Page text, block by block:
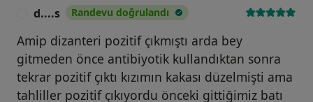
d....s Randevu doğrulandı
Amip dizanteri pozitif çıkmıştı arda bey
gitmeden önce antibiyotik kullandıktan sonra
tekrar pozitif çıktı kızımın kakası düzelmişti ama
tahliller pozitif çıkıyordu önceki gittiğimiz batı